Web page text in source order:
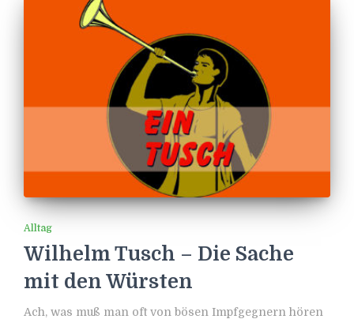
Alltag
Wilhelm Tusch – Die Sache
mit den Würsten
Ach, was muß man oft von bösen Impfgegnern hören